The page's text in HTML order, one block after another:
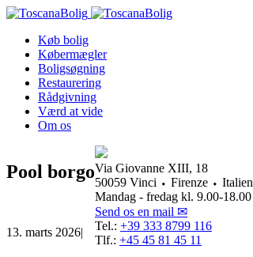
Køb bolig
Købermægler
Boligsøgning
Restaurering
Rådgivning
Værd at vide
Om os
Pool borgo
13. marts 2026|
Via Giovanne XIII, 18
50059 Vinci ⬩ Firenze ⬩ Italien
Mandag - fredag kl. 9.00-18.00
Send os en mail ✉
Tel.: +39 333 8799 116
Tlf.: +45 45 81 45 11